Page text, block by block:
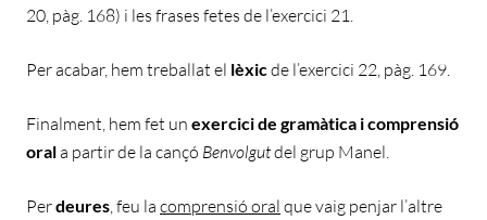
20, pàg. 168) i les frases fetes de l’exercici 21.
Per acabar, hem treballat el lèxicde l’exercici 22, pàg. 169.
Finalment, hem fet un exercici de gramàtica i comprensió
orala partir de la cançó Benvolgutdel grup Manel.
Perdeures , feu la comprensió oral que vaig penjar l’altre